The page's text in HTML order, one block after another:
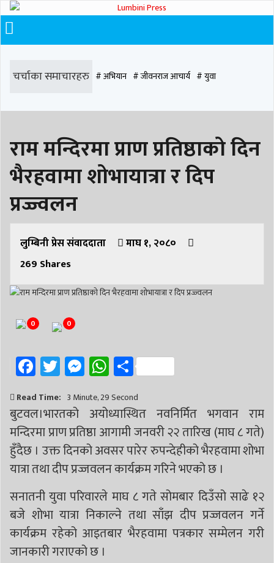
चर्चाका समाचारहरु # अभियान # जीवनराज आचार्य # युवा
# समाज रूपान्तरण # चौराह हस्पिटल # घरजग्गा कारोबार # कपिलवस्तु
# मृत्यु # सडक दुर्घटना # आधुनिक समाज डेन्टल # लुम्बिनी # वर्षा # समृद्धि
# समृद्धि एकेडेमी # काङ्ग्रेस # नेपाली कांग्रेस # बुटवल # राजधानी
# रुपन्देही # रुपन्देही २
# सिद्धबाबा # बुटवल उपमहानगरपालिका # बुटवल उपमहान
राम मन्दिरमा प्राण प्रतिष्ठाको दिन
भैरहवामा शोभायात्रा र दिप
प्रज्ज्वलन
लुम्बिनी प्रेस संवाददाता
माघ १, २०८०
269 Shares
0 0
Facebook
Twitter
Messenger
WhatsApp
Share
Read Time: 3 Minute, 29 Second
बुटवल।भारतको अयोध्यास्थित नवनिर्मित भगवान राम
मन्दिरमा प्राण प्रतिष्ठा आगामी जनवरी २२ तारिख (माघ ८ गते)
हुँदैछ । उक्त दिनको अवसर पारेर रुपन्देहीको भैरहवामा शोभा
यात्रा तथा दीप प्रज्जवलन कार्यक्रम गरिने भएको छ ।
सनातनी युवा परिवारले माघ ८ गते सोमबार दिउँसो साढे १२
बजे शोभा यात्रा निकाल्ने तथा साँझ दीप प्रज्जवलन गर्ने
कार्यक्रम रहेको आइतबार भैरहवामा पत्रकार सम्मेलन गरी
जानकारी गराएको छ ।